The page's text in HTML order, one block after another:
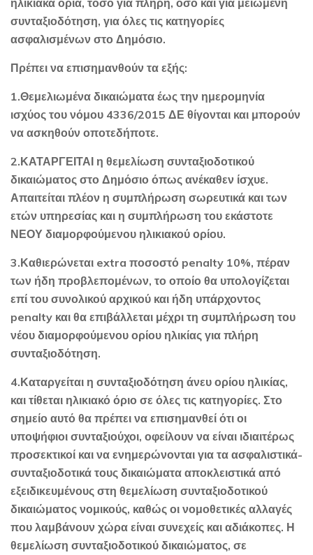
συνταξιοδότηση, για όλες τις κατηγορίες
ασφαλισμένων στο Δημόσιο.
Πρέπει να επισημανθούν τα εξής:
1.Θεμελιωμένα δικαιώματα έως την ημερομηνία
ισχύος του νόμου 4336/2015 ΔΕ θίγονται και μπορούν
να ασκηθούν οποτεδήποτε.
2.ΚΑΤΑΡΓΕΙΤΑΙ η θεμελίωση συνταξιοδοτικού
δικαιώματος στο Δημόσιο όπως ανέκαθεν ίσχυε.
Απαιτείται πλέον η συμπλήρωση σωρευτικά και των
ετών υπηρεσίας και η συμπλήρωση του εκάστοτε
ΝΕΟΥ διαμορφούμενου ηλικιακού ορίου.
3.Καθιερώνεται extra ποσοστό penalty 10%, πέραν
των ήδη προβλεπομένων, το οποίο θα υπολογίζεται
επί του συνολικού αρχικού και ήδη υπάρχοντος
penalty και θα επιβάλλεται μέχρι τη συμπλήρωση του
νέου διαμορφούμενου ορίου ηλικίας για πλήρη
συνταξιοδότηση.
4.Καταργείται η συνταξιοδότηση άνευ ορίου ηλικίας,
και τίθεται ηλικιακό όριο σε όλες τις κατηγορίες. Στο
σημείο αυτό θα πρέπει να επισημανθεί ότι οι
υποψήφιοι συνταξιούχοι, οφείλουν να είναι ιδιαιτέρως
προσεκτικοί και να ενημερώνονται για τα ασφαλιστικά-
συνταξιοδοτικά τους δικαιώματα αποκλειστικά από
εξειδικευμένους στη θεμελίωση συνταξιοδοτικού
δικαιώματος νομικούς, καθώς οι νομοθετικές αλλαγές
που λαμβάνουν χώρα είναι συνεχείς και αδιάκοπες. Η
θεμελίωση συνταξιοδοτικού δικαιώματος, σε